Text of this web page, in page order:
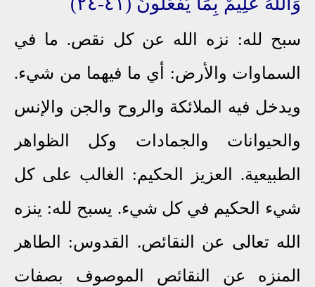
سبح لله: نزه الله عن كل نقص. ما في
السماوات والأرض: أي ما فيهما من شيء.
ويدخل فيه الملائكة والروح والجن والإنس
والحيوانات والجمادات وكل الظواهر
الطبيعية. العزيز الحكيم: الغالب على كل
شيء الحكيم في كل شيء. يسبح لله: ينزه
الله تعالى عن النقائص. القدوس: الطاهر
المنزه عن النقائص الموصوف بصفات